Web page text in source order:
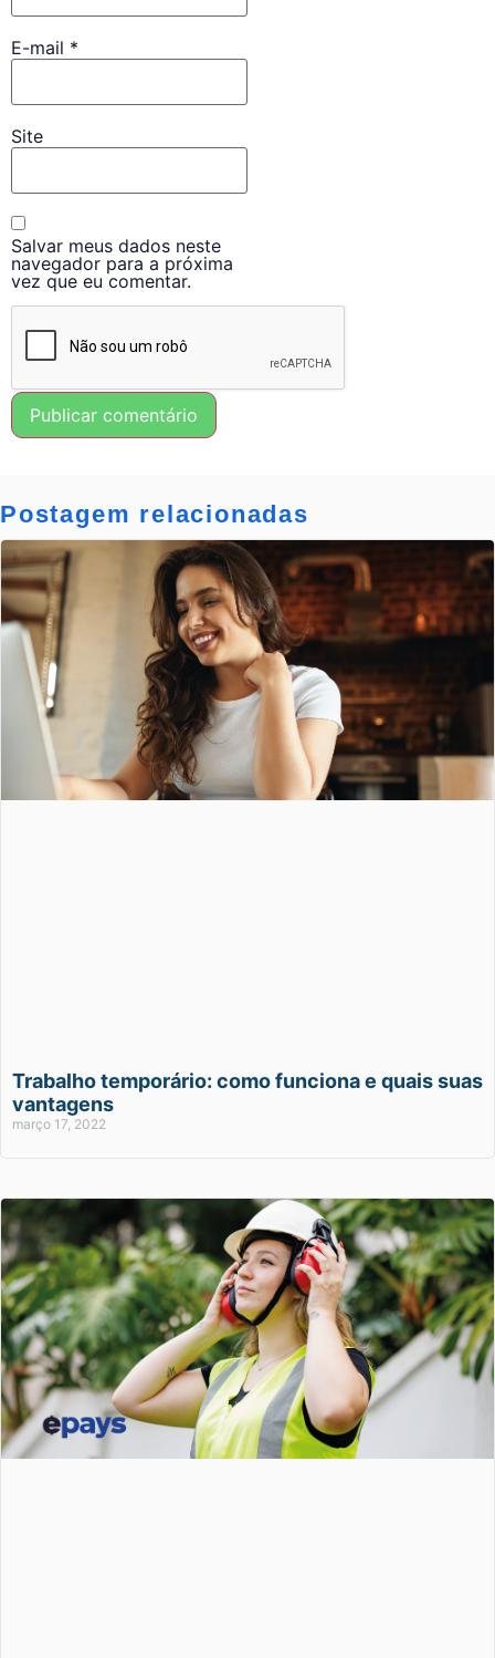
E-mail *
Site
Salvar meus dados neste
navegador para a próxima
vez que eu comentar.
Postagem relacionadas
Trabalho temporário: como funciona e quais suas
vantagens
março 17, 2022